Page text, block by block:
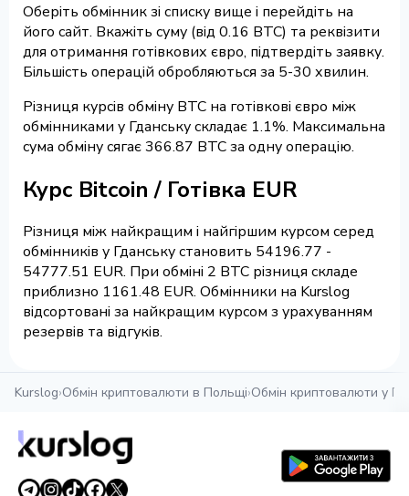
Оберіть обмінник зі списку вище і перейдіть на
його сайт. Вкажіть суму (від 0.16 BTC) та реквізити
для отримання готівкових євро, підтвердіть заявку.
Більшість операцій обробляються за 5-30 хвилин.
Різниця курсів обміну BTC на готівкові євро між
обмінниками у Гданську складає 1.1%. Максимальна
сума обміну сягає 366.87 BTC за одну операцію.
Курс Bitcoin / Готівка EUR
Різниця між найкращим і найгіршим курсом серед
обмінників у Гданську становить 54196.77 -
54777.51 EUR. При обміні 2 BTC різниця складе
приблизно 1161.48 EUR. Обмінники на Kurslog
відсортовані за найкращим курсом з урахуванням
резервів та відгуків.
Kurslog›Обмін криптовалюти в Польщі›Обмін криптовалюти у